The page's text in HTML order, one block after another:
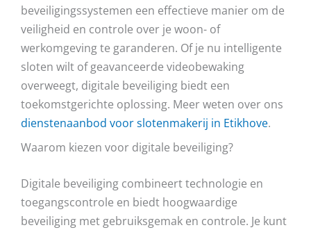
beveiligingssystemen een effectieve manier om de
veiligheid en controle over je woon- of
werkomgeving te garanderen. Of je nu intelligente
sloten wilt of geavanceerde videobewaking
overweegt, digitale beveiliging biedt een
toekomstgerichte oplossing. Meer weten over ons
dienstenaanbod voor slotenmakerij in Etikhove.
Waarom kiezen voor digitale beveiliging?
Digitale beveiliging combineert technologie en
toegangscontrole en biedt hoogwaardige
beveiliging met gebruiksgemak en controle. Je kunt